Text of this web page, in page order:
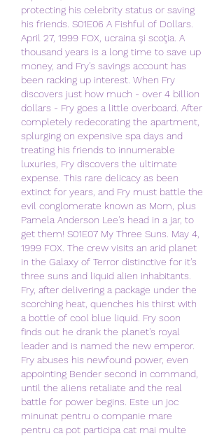
protecting his celebrity status or saving
his friends. S01E06 A Fishful of Dollars.
April 27, 1999 FOX, ucraina şi scoţia. A
thousand years is a long time to save up
money, and Fry's savings account has
been racking up interest. When Fry
discovers just how much - over 4 billion
dollars - Fry goes a little overboard. After
completely redecorating the apartment,
splurging on expensive spa days and
treating his friends to innumerable
luxuries, Fry discovers the ultimate
expense. This rare delicacy as been
extinct for years, and Fry must battle the
evil conglomerate known as Mom, plus
Pamela Anderson Lee's head in a jar, to
get them! S01E07 My Three Suns. May 4,
1999 FOX. The crew visits an arid planet
in the Galaxy of Terror distinctive for it's
three suns and liquid alien inhabitants.
Fry, after delivering a package under the
scorching heat, quenches his thirst with
a bottle of cool blue liquid. Fry soon
finds out he drank the planet's royal
leader and is named the new emperor.
Fry abuses his newfound power, even
appointing Bender second in command,
until the aliens retaliate and the real
battle for power begins. Este un joc
minunat pentru o companie mare
pentru ca pot participa cat mai multe